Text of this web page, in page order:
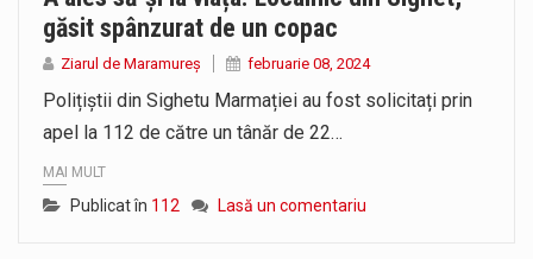
găsit spânzurat de un copac
Ziarul de Maramureș februarie 08, 2024
Polițiștii din Sighetu Marmației au fost solicitați prin
apel la 112 de către un tânăr de 22…
MAI MULT
Publicat în 112 Lasă un comentariu